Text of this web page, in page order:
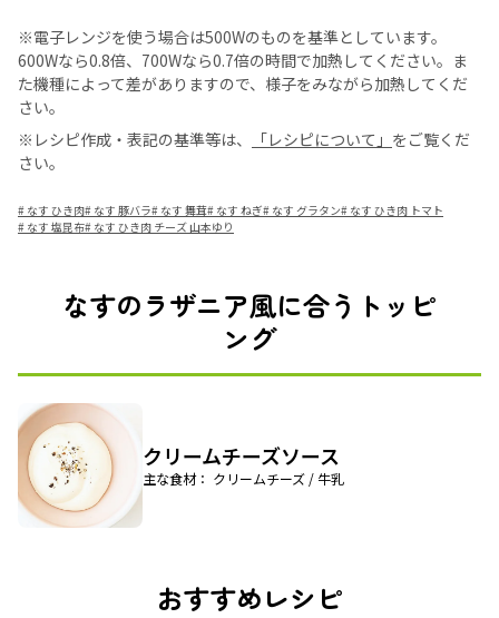
※電子レンジを使う場合は500Wのものを基準としています。
600Wなら0.8倍、700Wなら0.7倍の時間で加熱してください。ま
た機種によって差がありますので、様子をみながら加熱してくだ
さい。
※レシピ作成・表記の基準等は、
「レシピについて」 をご覧くだ
さい。
# なす ひき肉# なす 豚バラ# なす 舞茸# なす ねぎ# なす グラタン# なす ひき肉 トマト
# なす 塩昆布# なす ひき肉 チーズ 山本ゆり
なすのラザニア風に合うトッピ
ング
クリームチーズソース
主な食材： クリームチーズ / 牛乳
おすすめレシピ